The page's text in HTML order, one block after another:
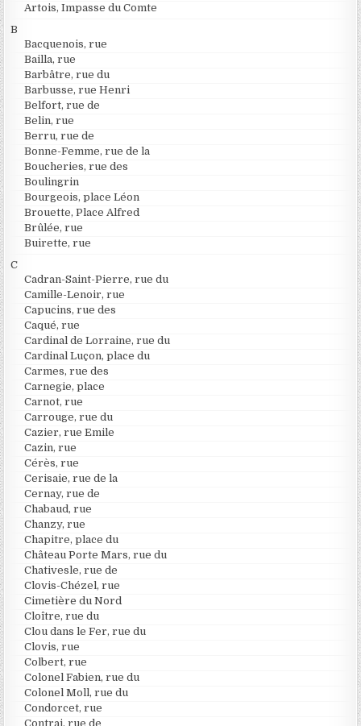
Artois, Impasse du Comte
B
Bacquenois, rue
Bailla, rue
Barbâtre, rue du
Barbusse, rue Henri
Belfort, rue de
Belin, rue
Berru, rue de
Bonne-Femme, rue de la
Boucheries, rue des
Boulingrin
Bourgeois, place Léon
Brouette, Place Alfred
Brûlée, rue
Buirette, rue
C
Cadran-Saint-Pierre, rue du
Camille-Lenoir, rue
Capucins, rue des
Caqué, rue
Cardinal de Lorraine, rue du
Cardinal Luçon, place du
Carmes, rue des
Carnegie, place
Carnot, rue
Carrouge, rue du
Cazier, rue Emile
Cazin, rue
Cérès, rue
Cerisaie, rue de la
Cernay, rue de
Chabaud, rue
Chanzy, rue
Chapitre, place du
Château Porte Mars, rue du
Chativesle, rue de
Clovis-Chézel, rue
Cimetière du Nord
Cloître, rue du
Clou dans le Fer, rue du
Clovis, rue
Colbert, rue
Colonel Fabien, rue du
Colonel Moll, rue du
Condorcet, rue
Contrai, rue de